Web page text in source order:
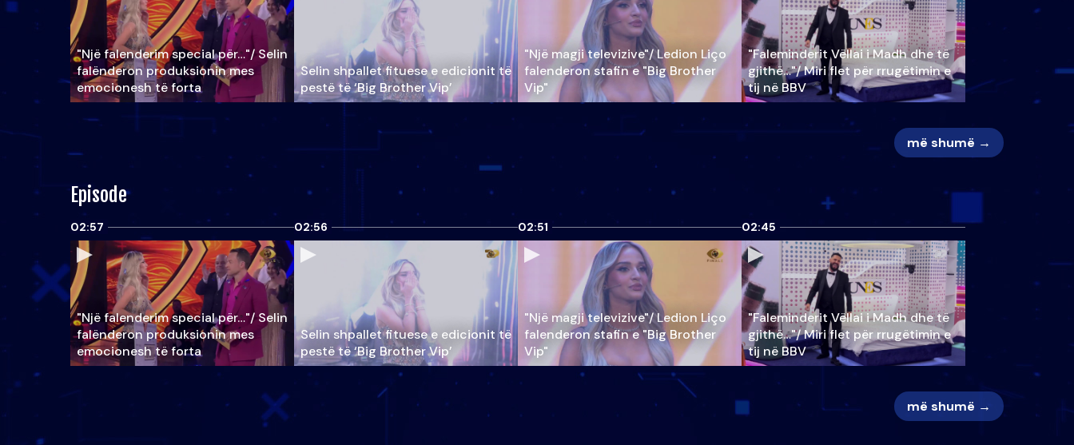
"Një falenderim special për…"/ Selin
falënderon produksionin mes
emocionesh të forta
Selin shpallet fituese e edicionit të
pestë të ‘Big Brother Vip’
"Një magji televizive"/ Ledion Liço
falenderon stafin e "Big Brother
Vip"
"Faleminderit Vëllai i Madh dhe të
gjithë…"/ Miri flet për rrugëtimin e
tij në BBV
më shumë →
Episode
02:57
"Një falenderim special për…"/ Selin
falënderon produksionin mes
emocionesh të forta
02:56
Selin shpallet fituese e edicionit të
pestë të ‘Big Brother Vip’
02:51
"Një magji televizive"/ Ledion Liço
falenderon stafin e "Big Brother
Vip"
02:45
"Faleminderit Vëllai i Madh dhe të
gjithë…"/ Miri flet për rrugëtimin e
tij në BBV
më shumë →